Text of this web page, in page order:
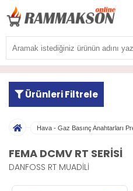
Ürünleri Filtrele
Hava - Gaz Basınç Anahtarları
FEMA DCMV RT SERİSİ
DANFOSS RT MUADİLİ